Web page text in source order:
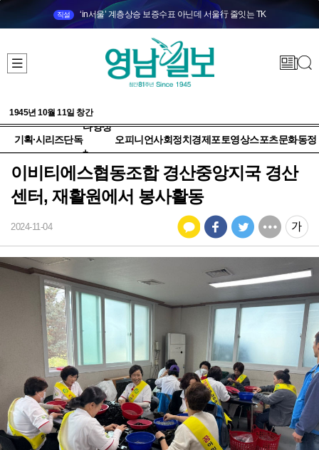
직설 ‘in서울’ 계층상승 보증수표 아닌데 서울行 줄잇는 TK
1945년 10월 11일 창간
기획·시리즈단독
다양성
+
오피니언사회정치 경제 포토영상스포츠문화동정
이비티에스협동조합 경산중앙지국 경산
센터, 재활원에서 봉사활동
2024-11-04